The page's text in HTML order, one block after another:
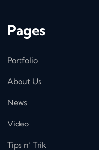
Pages
Portfolio
About Us
News
Video
Tips n’ Trik